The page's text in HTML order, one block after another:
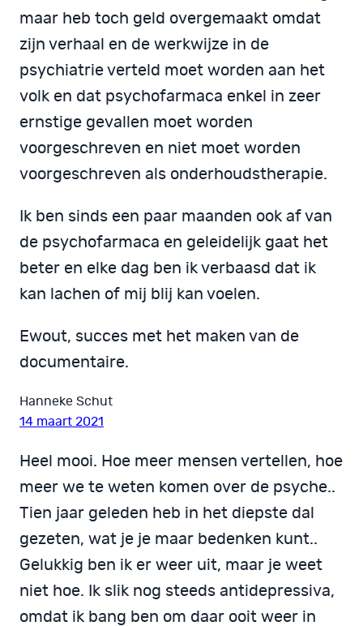
maar heb toch geld overgemaakt omdat
zijn verhaal en de werkwijze in de
psychiatrie verteld moet worden aan het
volk en dat psychofarmaca enkel in zeer
ernstige gevallen moet worden
voorgeschreven en niet moet worden
voorgeschreven als onderhoudstherapie.
Ik ben sinds een paar maanden ook af van
de psychofarmaca en geleidelijk gaat het
beter en elke dag ben ik verbaasd dat ik
kan lachen of mij blij kan voelen.
Ewout, succes met het maken van de
documentaire.
Hanneke Schut
14 maart 2021
Heel mooi. Hoe meer mensen vertellen, hoe
meer we te weten komen over de psyche..
Tien jaar geleden heb in het diepste dal
gezeten, wat je je maar bedenken kunt..
Gelukkig ben ik er weer uit, maar je weet
niet hoe. Ik slik nog steeds antidepressiva,
omdat ik bang ben om daar ooit weer in